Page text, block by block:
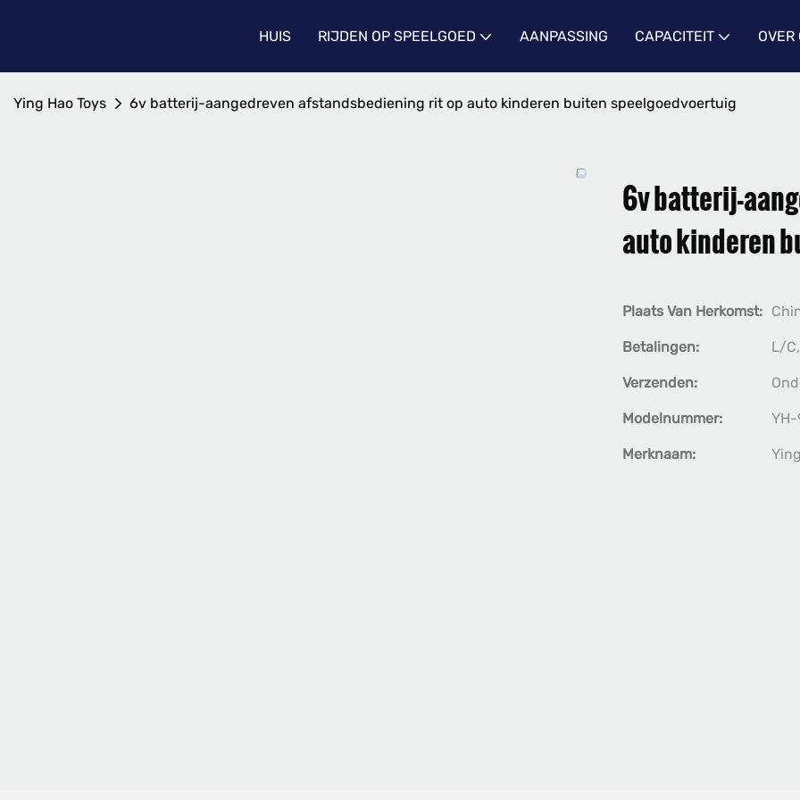
HUIS RIJDEN OP SPEELGOED AANPASSING CAPACITEIT OVER
Ying Hao Toys 6v batterij-aangedreven afstandsbediening rit op auto kinderen buiten speelgoedvoertuig
6v batterij-
auto kinderen
Plaats Van Herkomst:
Betalingen: L/
Verzenden:
Modelnummer:
Merknaam: